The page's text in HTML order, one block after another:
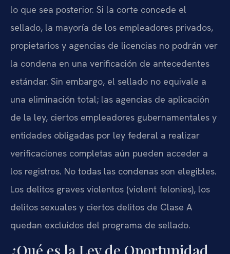
lo que sea posterior. Si la corte concede el
sellado, la mayoría de los empleadores privados,
propietarios y agencias de licencias no podrán ver
la condena en una verificación de antecedentes
estándar. Sin embargo, el sellado no equivale a
una eliminación total; las agencias de aplicación
de la ley, ciertos empleadores gubernamentales y
entidades obligadas por ley federal a realizar
verificaciones completas aún pueden acceder a
los registros. No todas las condenas son elegibles.
Los delitos graves violentos (violent felonies), los
delitos sexuales y ciertos delitos de Clase A
quedan excluidos del programa de sellado.
¿Qué es la Ley de Oportunidad